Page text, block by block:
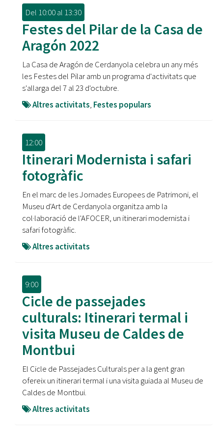
Del 10:00al 13:30
Festes del Pilar de la Casa de
Aragón 2022
La Casa de Aragón de Cerdanyola celebra un any més
les Festes del Pilar amb un programa d'activitats que
s'allarga del 7 al 23 d'octubre.
Altres activitats, Festes populars
12:00
Itinerari Modernista i safari
fotogràfic
En el marc de les Jornades Europees de Patrimoni, el
Museu d'Art de Cerdanyola organitza amb la
col·laboració de l'AFOCER, un itinerari modernista i
safari fotogràfic.
Altres activitats
9:00
Cicle de passejades
culturals: Itinerari termal i
visita Museu de Caldes de
Montbui
El Cicle de Passejades Culturals per a la gent gran
ofereix un itinerari termal i una visita guiada al Museu de
Caldes de Montbui.
Altres activitats